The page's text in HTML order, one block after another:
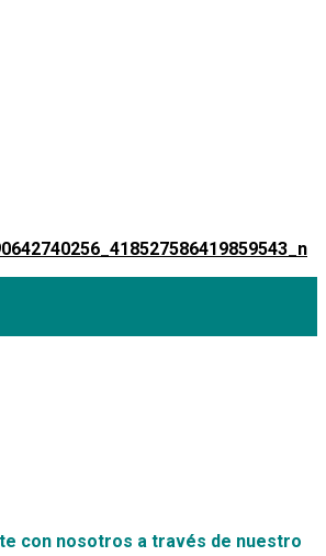
con nosotros a través de nuestro